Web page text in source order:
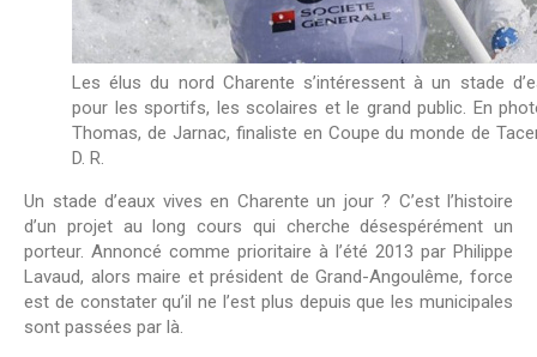
Les élus du nord Charente s’intéressent à un stade
pour les sportifs, les scolaires et le grand public. En
Thomas, de Jarnac, finaliste en Coupe du monde de
D. R.
Un stade d’eaux vives en Charente un jour ? C’est l’histoire
d’un projet au long cours qui cherche désespérément un
porteur. Annoncé comme prioritaire à l’été 2013 par Philippe
Lavaud, alors maire et président de Grand-Angoulême, force
est de constater qu’il ne l’est plus depuis que les municipales
sont passées par là.